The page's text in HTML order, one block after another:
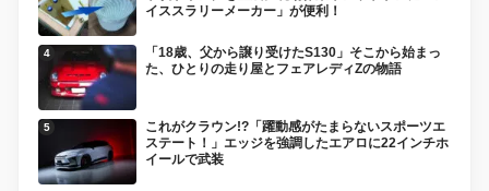
イススラリーメーカー」が便利！
「18歳、父から譲り受けたS130」そこから始まっ
た、ひとりの走り屋とフェアレディZの物語
これがクラウン!?「躍動感がたまらないスポーツエ
ステート！」エッジを強調したエアロに22インチホ
イールで武装